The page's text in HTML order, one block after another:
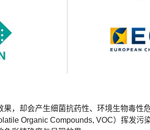
，却会产生细菌抗药性、环境生物毒性
Organic Compounds, VOC）挥发污